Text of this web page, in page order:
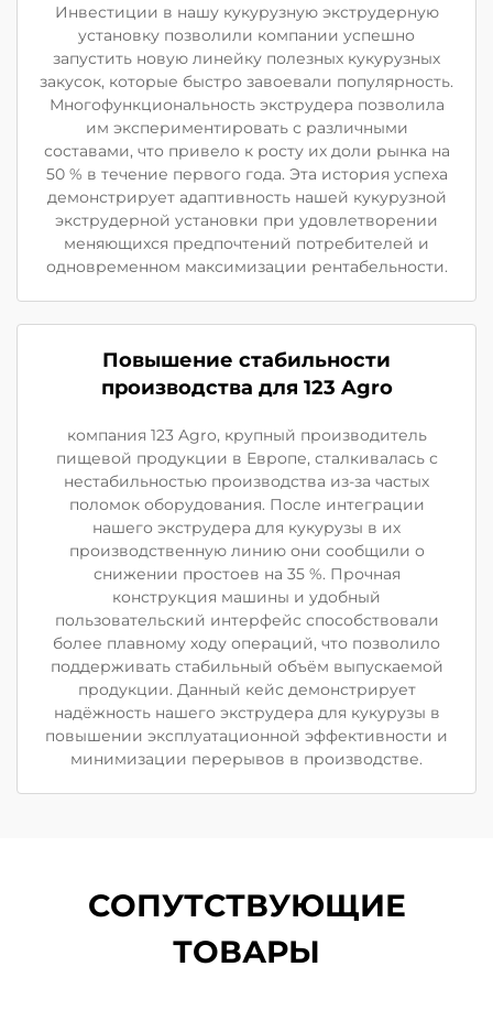
Инвестиции в нашу кукурузную экструдерную
установку позволили компании успешно
запустить новую линейку полезных кукурузных
закусок, которые быстро завоевали популярность.
Многофункциональность экструдера позволила
им экспериментировать с различными
составами, что привело к росту их доли рынка на
50 % в течение первого года. Эта история успеха
демонстрирует адаптивность нашей кукурузной
экструдерной установки при удовлетворении
меняющихся предпочтений потребителей и
одновременном максимизации рентабельности.
Повышение стабильности
производства для 123 Agro
компания 123 Agro, крупный производитель
пищевой продукции в Европе, сталкивалась с
нестабильностью производства из-за частых
поломок оборудования. После интеграции
нашего экструдера для кукурузы в их
производственную линию они сообщили о
снижении простоев на 35 %. Прочная
конструкция машины и удобный
пользовательский интерфейс способствовали
более плавному ходу операций, что позволило
поддерживать стабильный объём выпускаемой
продукции. Данный кейс демонстрирует
надёжность нашего экструдера для кукурузы в
повышении эксплуатационной эффективности и
минимизации перерывов в производстве.
СОПУТСТВУЮЩИЕ
ТОВАРЫ